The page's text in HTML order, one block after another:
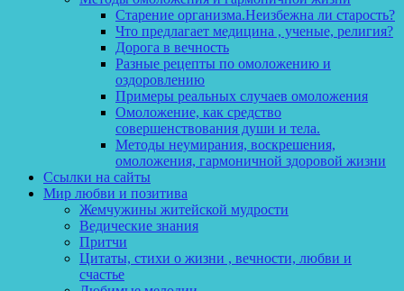
Старение организма.Неизбежна ли старость?
Что предлагает медицина , ученые, религия?
Дорога в вечность
Разные рецепты по омоложению и
оздоровлению
Примеры реальных случаев омоложения
Омоложение, как средство
совершенствования души и тела.
Методы неумирания, воскрешения,
омоложения, гармоничной здоровой жизни
Ссылки на сайты
Мир любви и позитива
Жемчужины житейской мудрости
Ведические знания
Притчи
Цитаты, стихи о жизни , вечности, любви и
счастье